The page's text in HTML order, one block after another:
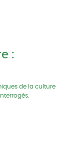
:
de la culture